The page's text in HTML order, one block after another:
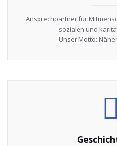
Ansprechpartner für
sozialen und
Unser Motto: